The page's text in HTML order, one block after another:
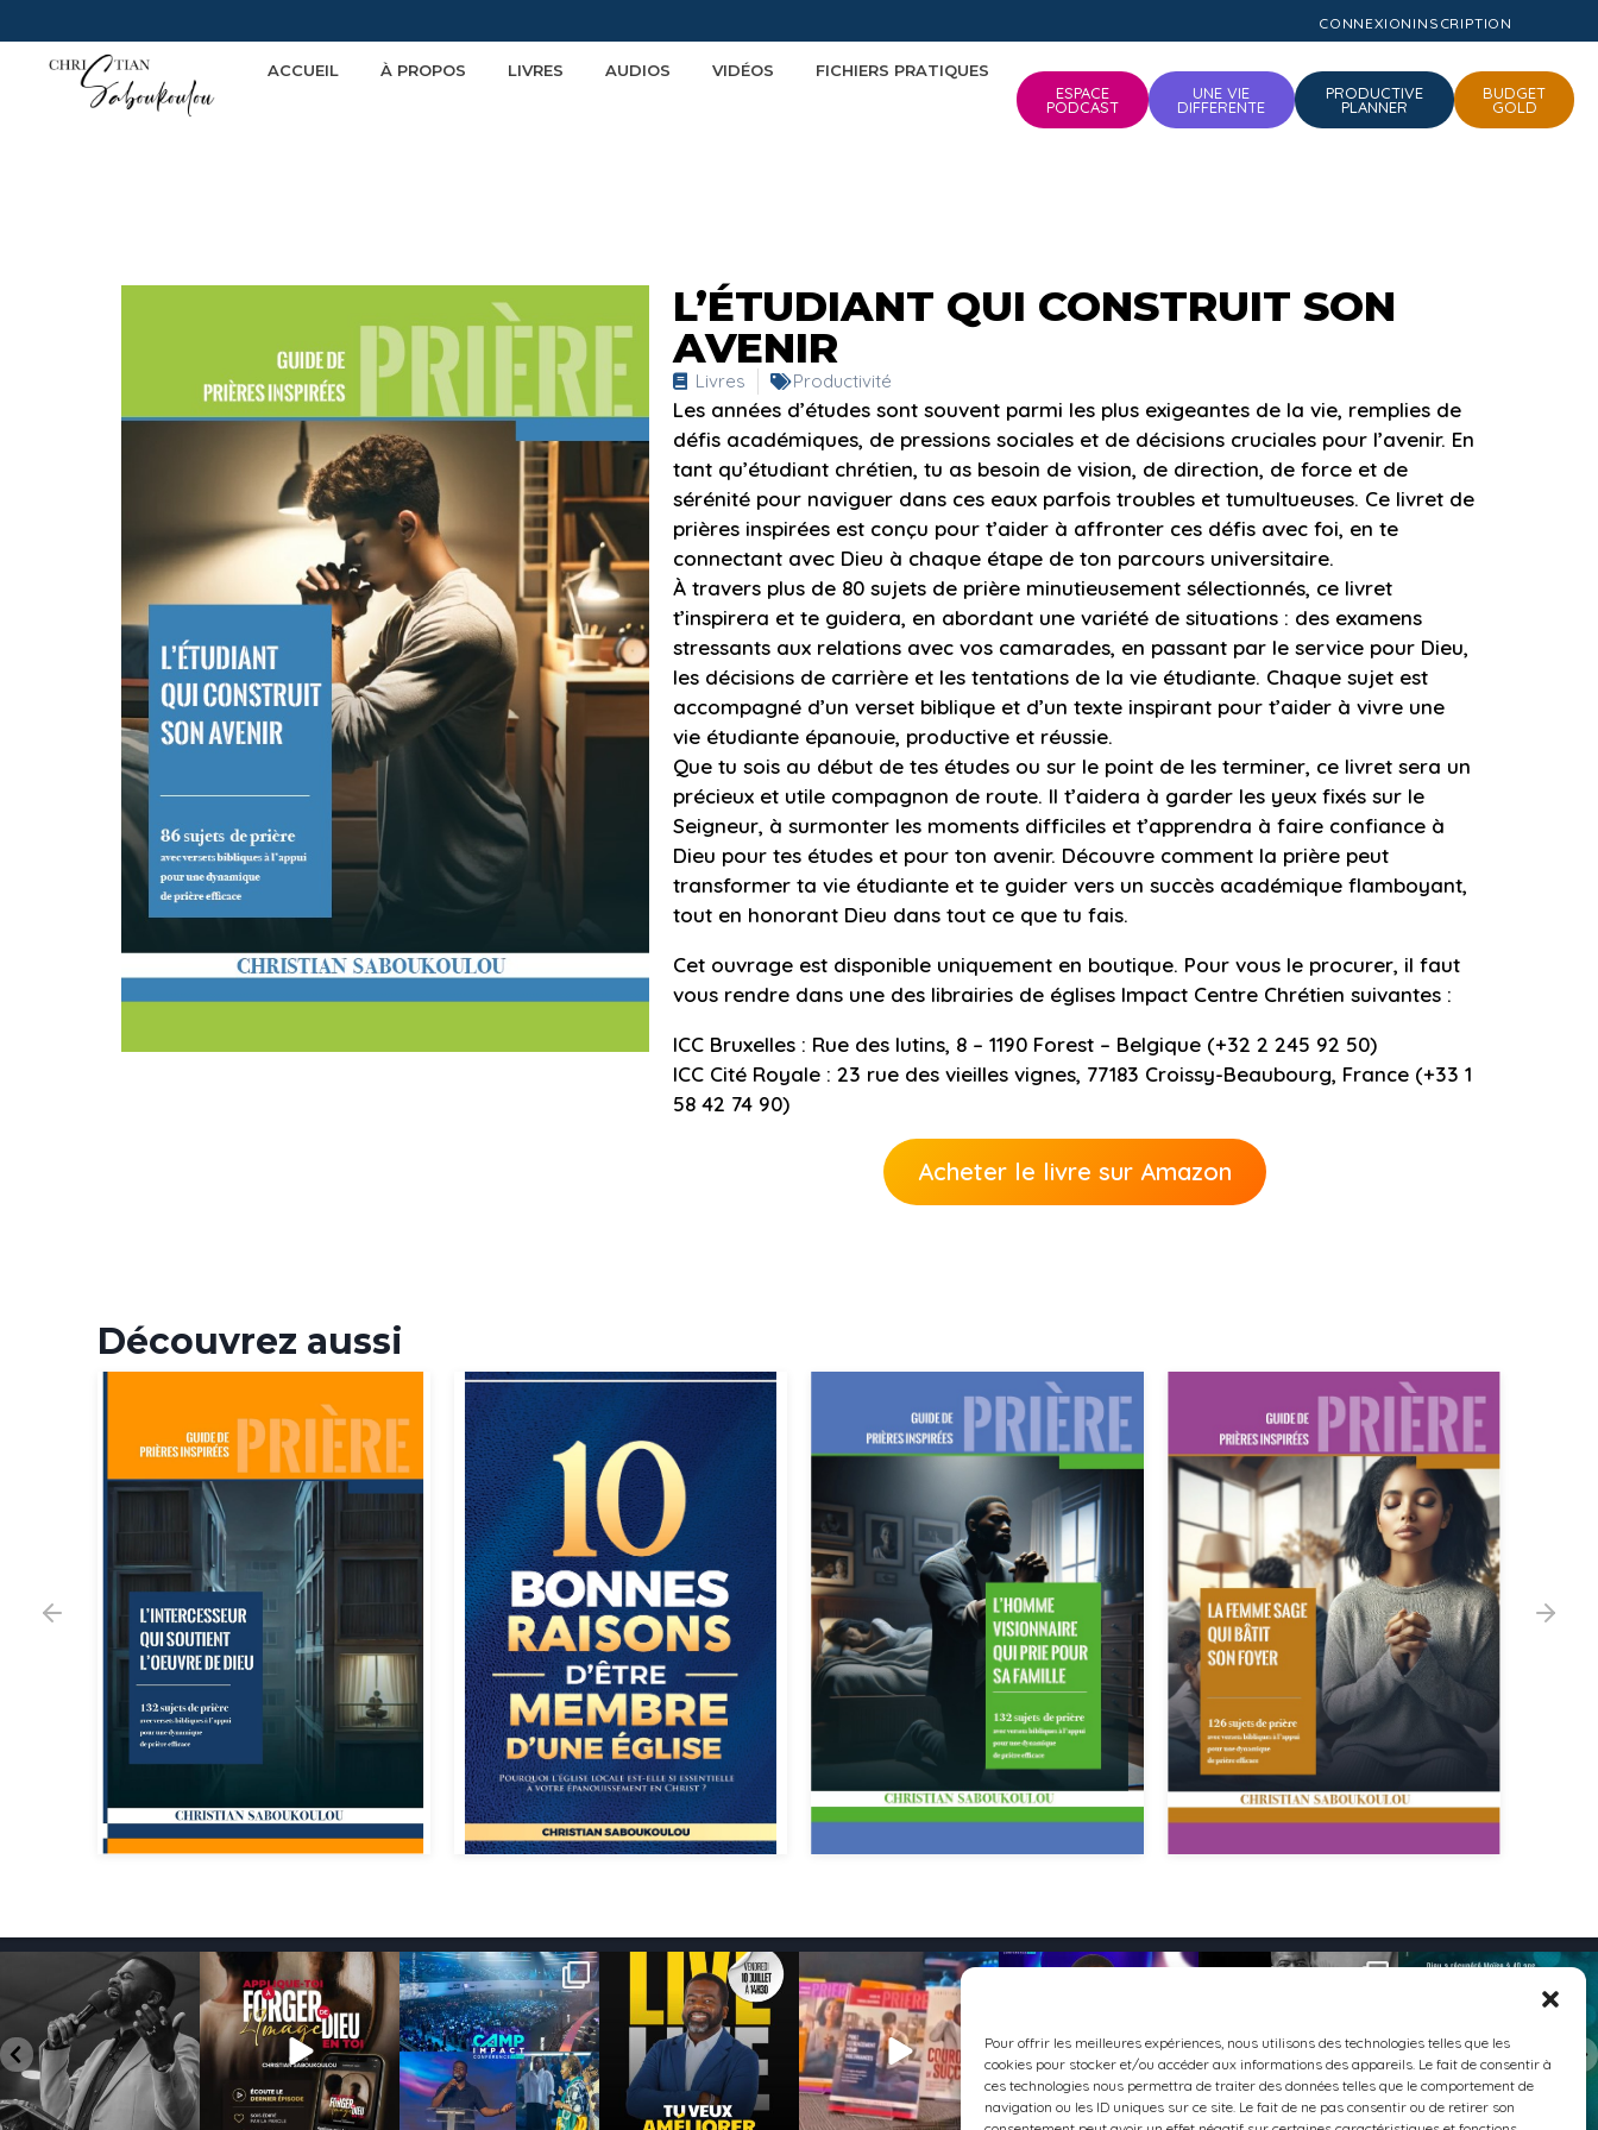
Pour offrir les meilleures expériences, nous utilisons des technologies telles que les
cookies pour stocker et/ou accéder aux informations des appareils. Le fait de consentir à
ces technologies nous permettra de traiter des données telles que le comportement de
navigation ou les ID uniques sur ce site. Le fait de ne pas consentir ou de retirer son
CONNEXION INSCRIPTION
ACCUEIL À PROPOS LIVRES AUDIOS VIDÉOS
FICHIERS PRATIQUES
ESPACE
PODCAST
UNE VIE
DIFFERENTE
PRODUCTIVE
PLANNER
BUDGET
GOLD
L’ÉTUDIANT QUI CONSTRUIT SON
AVENIR
Livres Productivité
Les années d’études sont souvent parmi les plus exigeantes de la vie, remplies de
défis académiques, de pressions sociales et de décisions cruciales pour l’avenir. En
tant qu’étudiant chrétien, tu as besoin de vision, de direction, de force et de
sérénité pour naviguer dans ces eaux parfois troubles et tumultueuses. Ce livret de
prières inspirées est conçu pour t’aider à affronter ces défis avec foi, en te
connectant avec Dieu à chaque étape de ton parcours universitaire.
À travers plus de 80 sujets de prière minutieusement sélectionnés, ce livret
t’inspirera et te guidera, en abordant une variété de situations : des examens
stressants aux relations avec vos camarades, en passant par le service pour Dieu,
les décisions de carrière et les tentations de la vie étudiante. Chaque sujet est
accompagné d’un verset biblique et d’un texte inspirant pour t’aider à vivre une
vie étudiante épanouie, productive et réussie.
Que tu sois au début de tes études ou sur le point de les terminer, ce livret sera un
précieux et utile compagnon de route. Il t’aidera à garder les yeux fixés sur le
Seigneur, à surmonter les moments difficiles et t’apprendra à faire confiance à
Dieu pour tes études et pour ton avenir. Découvre comment la prière peut
transformer ta vie étudiante et te guider vers un succès académique flamboyant,
tout en honorant Dieu dans tout ce que tu fais.
Cet ouvrage est disponible uniquement en boutique. Pour vous le procurer, il faut
vous rendre dans une des librairies de églises Impact Centre Chrétien suivantes :
ICC Bruxelles : Rue des lutins, 8 – 1190 Forest – Belgique (+32 2 245 92 50)
ICC Cité Royale : 23 rue des vieilles vignes, 77183 Croissy-Beaubourg, France (+33 1
58 42 74 90)
Acheter le livre sur Amazon
Découvrez aussi
0 124 0 639 1 186 1 0 279 0 682 2 102 1